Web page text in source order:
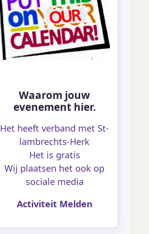
Waarom jouw
evenement hier.
Het heeft verband met St-
lambrechts-Herk
Het is gratis
Wij plaatsen het ook op
sociale media
Activiteit Melden